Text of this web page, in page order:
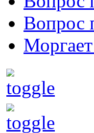
Вопрос